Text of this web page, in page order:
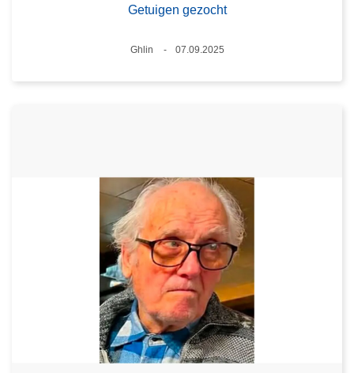
Getuigen gezocht
Plaats
Ghlin
07.09.2025